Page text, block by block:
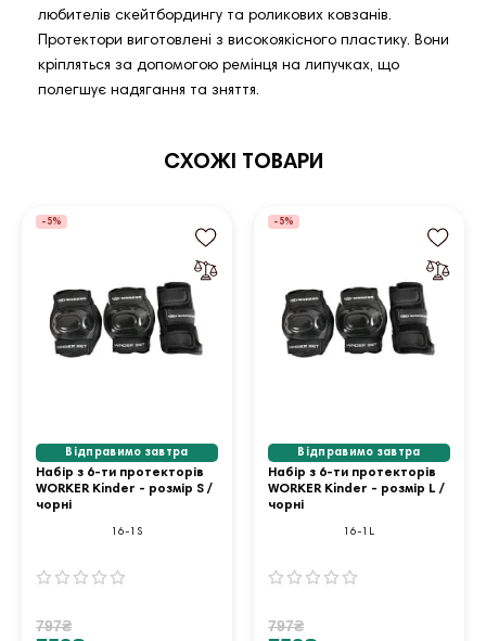
любителів скейтбордингу та роликових ковзанів.
Протектори виготовлені з високоякісного пластику. Вони
кріпляться за допомогою ремінця на липучках, що
полегшує надягання та зняття.
СХОЖІ ТОВАРИ
-5%
Відправимо завтра
Набір з 6-ти протекторів
WORKER Kinder - розмір S /
чорні
16-1S
797₴
-5%
Відправимо завтра
Набір з 6-ти протекторів
WORKER Kinder - розмір L /
чорні
16-1L
797₴